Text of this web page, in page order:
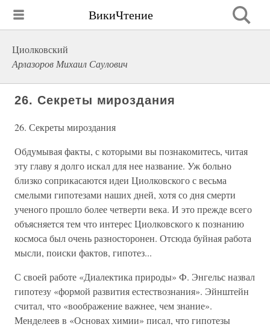
ВикиЧтение
Циолковский
Арлазоров Михаил Саулович
26. Секреты мироздания
26. Секреты мироздания
Обдумывая факты, с которыми вы познакомитесь, читая
эту главу я долго искал для нее название. Уж больно
близко соприкасаются идеи Циолковского с весьма
смелыми гипотезами наших дней, хотя со дня смерти
ученого прошло более четверти века. И это прежде всего
объясняется тем что интерес Циолковского к познанию
космоса был очень разносторонен. Отсюда буйная работа
мысли, поиски фактов, гипотез...
С своей работе «Диалектика природы» Ф. Энгельс назвал
гипотезу «формой развития естествознания». Эйнштейн
считал, что «воображение важнее, чем знание».
Менделеев в «Основах химии» писал, что гипотезы